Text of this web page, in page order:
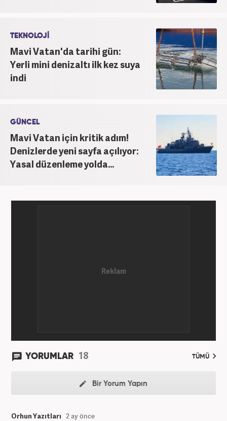
TEKNOLOJİ
Mavi Vatan'da tarihi gün:
Yerli mini denizaltı ilk kez suya
indi
GÜNCEL
Mavi Vatan için kritik adım!
Denizlerde yeni sayfa açılıyor:
Yasal düzenleme yolda...
YORUMLAR 18 TÜMÜ
Bir Yorum Yapın
Orhun Yazıtları 2 ay önce